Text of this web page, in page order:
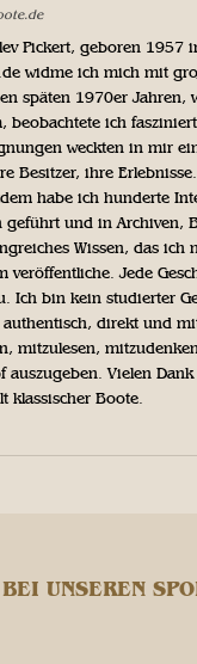
Pickert, geboren 1957
widme ich mich mit
späten 1970er
beobachtete ich
weckten in mir
Besitzer, ihre
habe ich hunderte
geführt und in Archiven,
Wissen, das ich
veröffentliche. Jede
Ich bin kein studierter
direkt und
mitzulesen,
auszugeben. Vielen
klassischer Boote.
UNSEREN